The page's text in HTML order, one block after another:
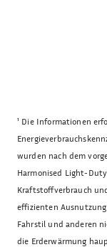
¹ Die Informationen
wurden nach dem
Harmonised Light-
Kraftstoffverbrauch
effizienten
Fahrstil und anderen
die Erderwärmung